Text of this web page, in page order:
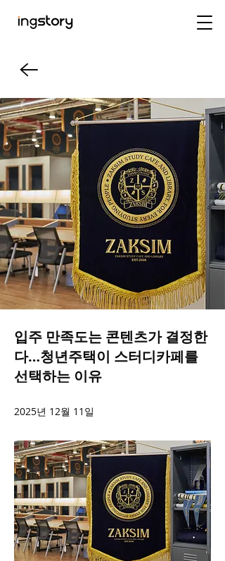
입주 만족도는 콘텐츠가 결정한
다…청년주택이 스터디카페를
선택하는 이유
2025년 12월 11일